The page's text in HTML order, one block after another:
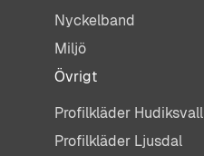
Nyckelband
Miljö
Övrigt
Profilkläder Hudiksvall
Profilkläder Ljusdal